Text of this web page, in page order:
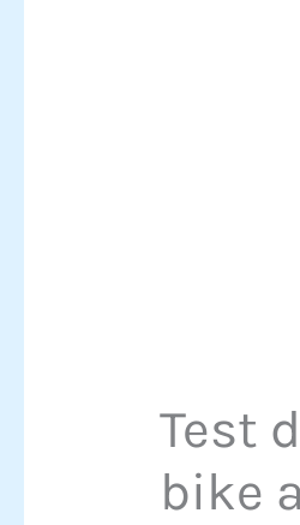
Test
bike